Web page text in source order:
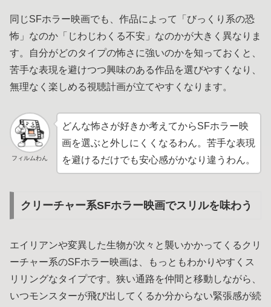
同じSFホラー映画でも、作品によって「びっくり系の恐
怖」なのか「じわじわくる不安」なのかが大きく異なりま
す。自分がどのタイプの怖さに強いのかを知っておくと、
苦手な表現を避けつつ興味のある作品を選びやすくなり、
無理なく楽しめる視聴計画が立てやすくなります。
フィルムわん
どんな怖さが好きか考えてからSFホラー映
画を選ぶと外しにくくなるわん。苦手な表現
を避けるだけでも安心感がかなり違うわん。
クリーチャー系SFホラー映画でスリルを味わう
エイリアンや変異した生物が次々と襲いかかってくるクリ
ーチャー系のSFホラー映画は、もっともわかりやすくス
リリングなタイプです。狭い通路を仲間と移動しながら、
いつモンスターが飛び出してくるか分からない緊張感が続